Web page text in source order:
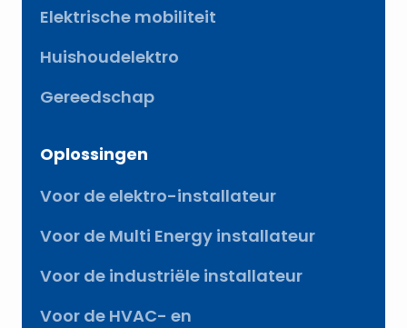
Elektrische mobiliteit
Huishoudelektro
Gereedschap
Oplossingen
Voor de elektro-installateur
Voor de Multi Energy installateur
Voor de industriële installateur
Voor de HVAC- en